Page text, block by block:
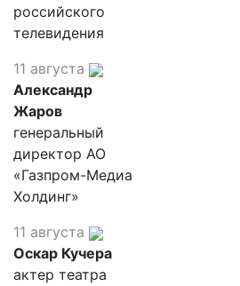
российского
телевидения
11 августа
Александр
Жаров
генеральный
директор АО
«Газпром-Медиа
Холдинг»
11 августа
Оскар Кучера
актер театра